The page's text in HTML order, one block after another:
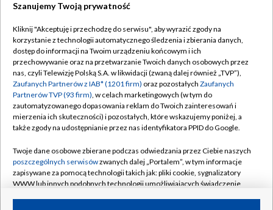
TVP
Abonament TVP
Emisja w TVP
Centrum informacji TVP
Naziemna Telewizja Cyfrowa
Rada Programowa
System NOS
Informacje o nadawcy
Regulamin TVP
Polityka prywatności
Moje zgody
Pomoc
Kontakt
Kanały
Szanujemy Twoją prywatność
Kliknij "Akceptuję i przechodzę do serwisu", aby wyrazić zgody na
korzystanie z technologii automatycznego śledzenia i zbierania danych,
dostęp do informacji na Twoim urządzeniu końcowym i ich
przechowywanie oraz na przetwarzanie Twoich danych osobowych przez
nas, czyli Telewizję Polską S.A. w likwidacji (zwaną dalej również „TVP”),
Zaufanych Partnerów z IAB* (1201 firm) oraz pozostałych Zaufanych
Partnerów TVP (93 firm), w celach marketingowych (w tym do
zautomatyzowanego dopasowania reklam do Twoich zainteresowań i
mierzenia ich skuteczności) i pozostałych, które wskazujemy poniżej, a
także zgody na udostępnianie przez nas identyfikatora PPID do Google.
Twoje dane osobowe zbierane podczas odwiedzania przez Ciebie naszych
poszczególnych serwisówzwanych dalej „Portalem”, w tym informacje
zapisywane za pomocą technologii takich jak: pliki cookie, sygnalizatory
WWW lub innych podobnych technologii umożliwiających świadczenie